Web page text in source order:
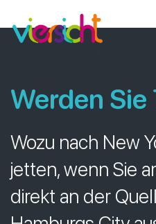
Inhalt
springen
Werden
Wozu nach New
jetten, wenn Sie
direkt an der